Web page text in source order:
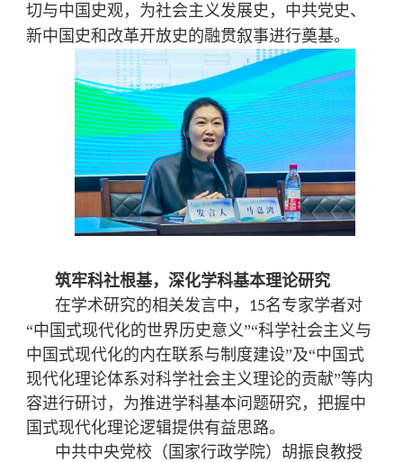
切与中国史观，为社会主义发展史，中共党史、
新中国史和改革开放史的融贯叙事进行奠基。
筑牢科社根基，深化学科基本理论研究
在学术研究的相关发言中， 15名专家学者对
“中国式现代化的世界历史意义”“科学社会主义与
中国式现代化的内在联系与制度建设”及“中国式
现代化理论体系对科学社会主义理论的贡献”等内
容进行研讨，为推进学科基本问题研究，把握中
国式现代化理论逻辑提供有益思路。
中共中央党校（国家行政学院） 胡振良教授